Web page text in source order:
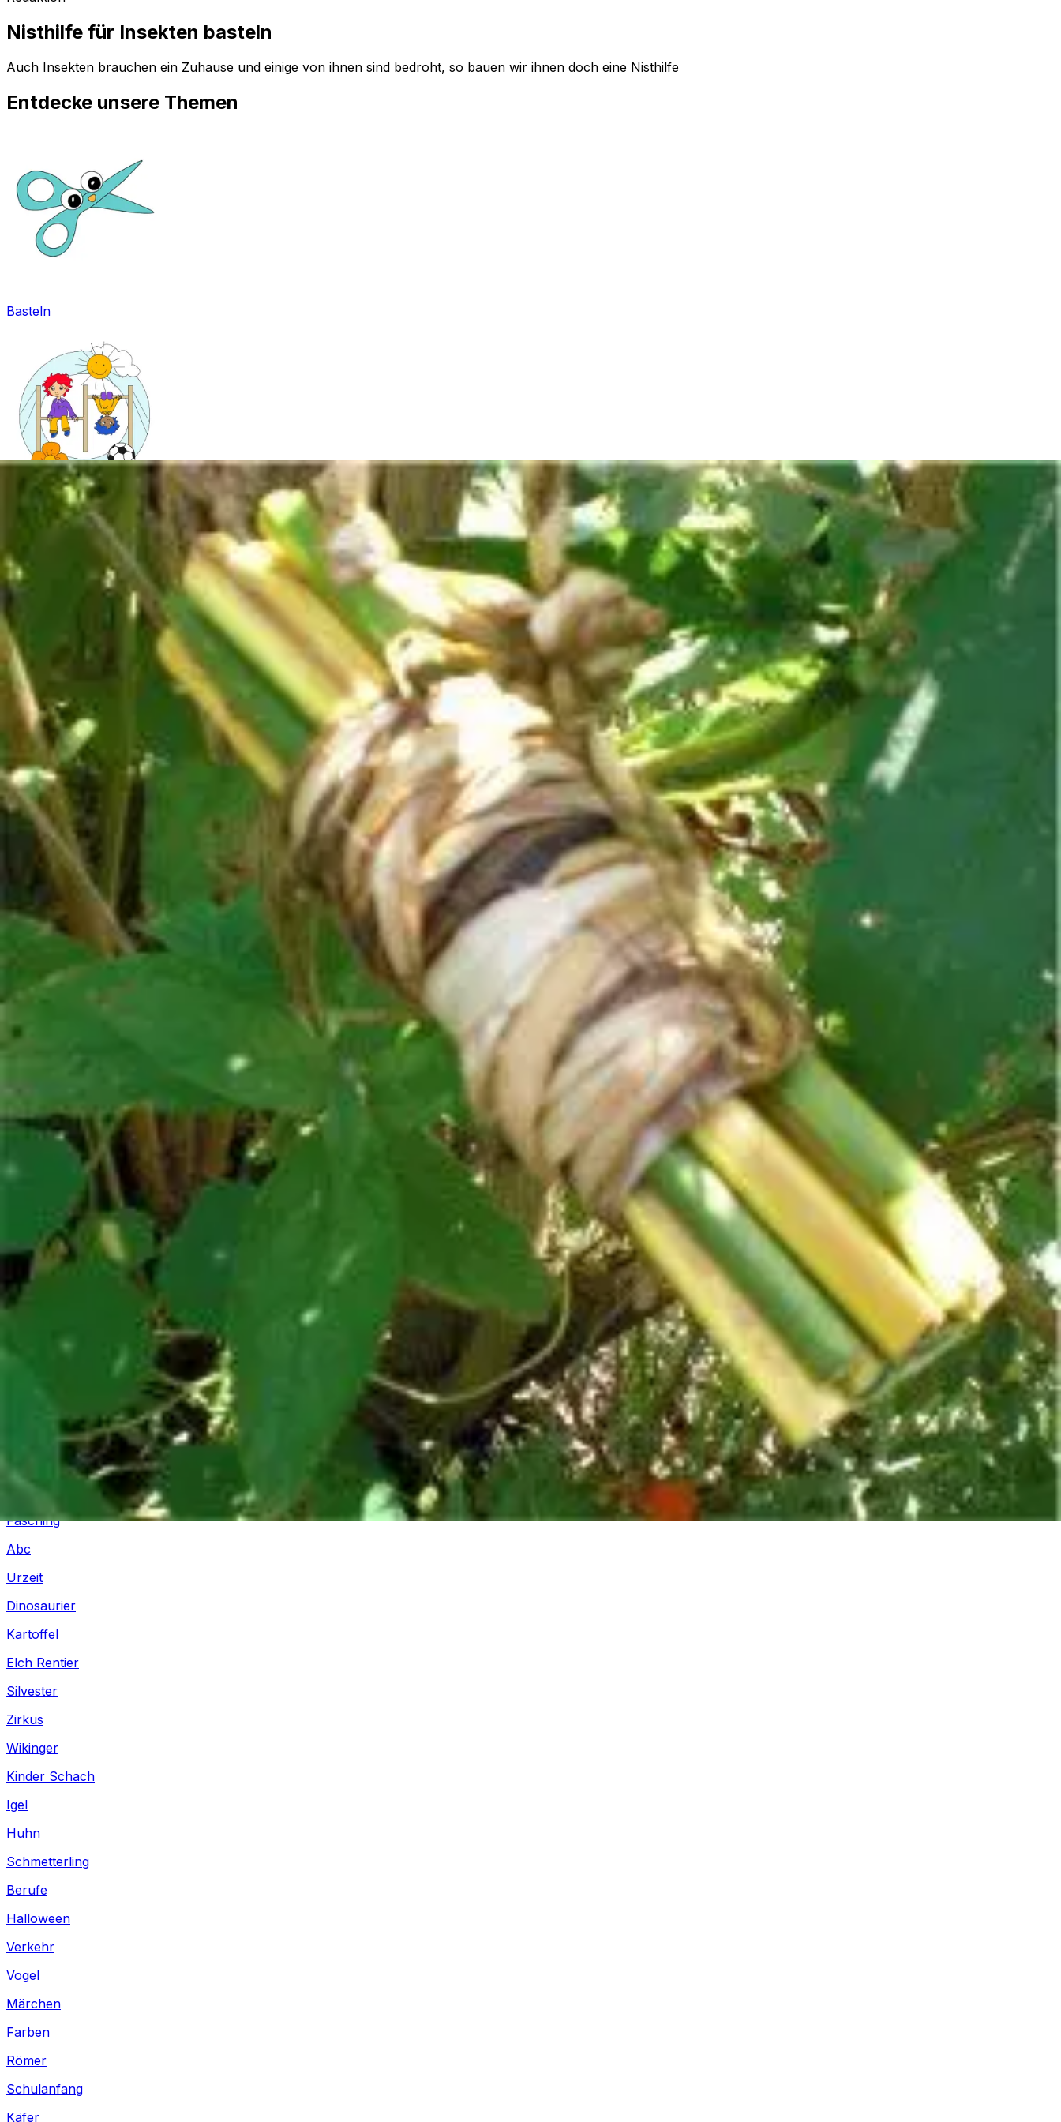
Nisthilfe für Insekten basteln
Auch Insekten brauchen ein Zuhause und einige von ihnen sind bedroht, so bauen wir ihnen doch eine Nisthilfe
Entdecke unsere Themen
Basteln
Mandala für Kinder
Ostern
Fasching
Winter
Unterwasserwelt
Geschichten
Fasching
Abc
Urzeit
Dinosaurier
Kartoffel
Elch Rentier
Silvester
Zirkus
Wikinger
Kinder Schach
Igel
Huhn
Schmetterling
Berufe
Halloween
Verkehr
Vogel
Märchen
Farben
Römer
Schulanfang
Käfer